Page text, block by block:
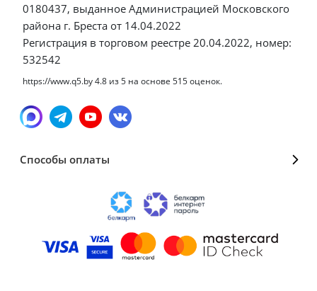
0180437, выданное Администрацией Московского
района г. Бреста от 14.04.2022
Регистрация в торговом реестре 20.04.2022, номер:
532542
https://www.q5.by4.8 из5 на основе 515оценок.
Способы оплаты